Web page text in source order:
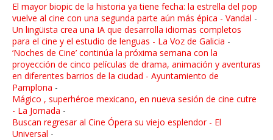
El mayor biopic de la historia ya tiene fecha: la estrella del pop
vuelve al cine con una segunda parte aún más épica - Vandal -
Un lingüista crea una IA que desarrolla idiomas completos
para el cine y el estudio de lenguas - La Voz de Galicia -
‘Noches de Cine’ continúa la próxima semana con la
proyección de cinco películas de drama, animación y aventuras
en diferentes barrios de la ciudad - Ayuntamiento de
Pamplona -
Mágico , superhéroe mexicano, en nueva sesión de cine cutre
- La Jornada -
Buscan regresar al Cine Ópera su viejo esplendor - El
Universal -